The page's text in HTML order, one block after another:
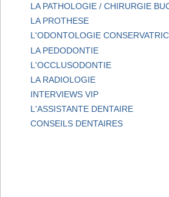
LA PATHOLOGIE / CHIRURGIE
LA PROTHESE
L'ODONTOLOGIE
LA PEDODONTIE
L'OCCLUSODONTIE
LA RADIOLOGIE
INTERVIEWS VIP
L'ASSISTANTE DENTAIRE
CONSEILS DENTAIRES